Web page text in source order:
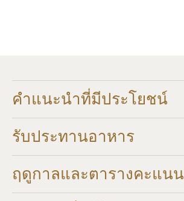
คำแนะนำที่มีประโยชน์
รับประทานอาหาร
ฤดูกาลและตารางคะแนน​